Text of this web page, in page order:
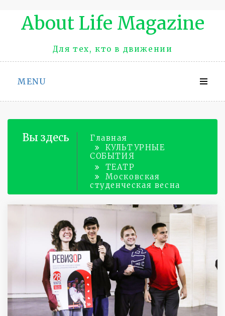
Промотать
About Life Magazinе
Для тех, кто в движении
MENU
Вы здесь
Главная
КУЛЬТУРНЫЕ
СОБЫТИЯ
ТЕАТР
Московская
студенческая весна